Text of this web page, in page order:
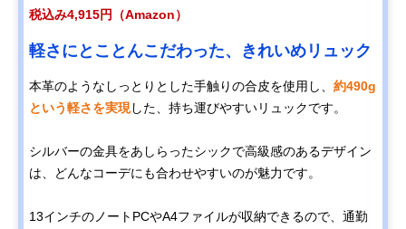
税込み4,915円（Amazon）
軽さにとことんこだわった、きれいめリュック
本革のようなしっとりとした手触りの合皮を使用し、 約490g
という軽さを実現した、持ち運びやすいリュックです。
シルバーの金具をあしらったシックで高級感のあるデザイン
は、どんなコーデにも合わせやすいのが魅力です。
13インチのノートPCやA4ファイルが収納できるので、通勤